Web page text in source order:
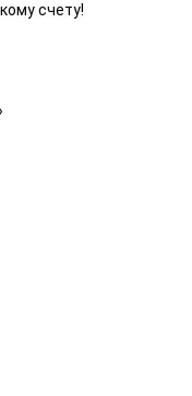
счету!